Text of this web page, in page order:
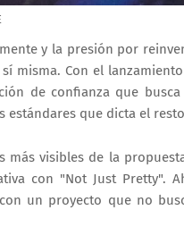
y la presión por
misma. Con el
de confianza que
estándares que dicta el
visibles de la
con "Not Just Pretty".
un proyecto que no